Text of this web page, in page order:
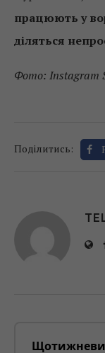
працюють у
діляться
Фото: Instagram
Поділитись: